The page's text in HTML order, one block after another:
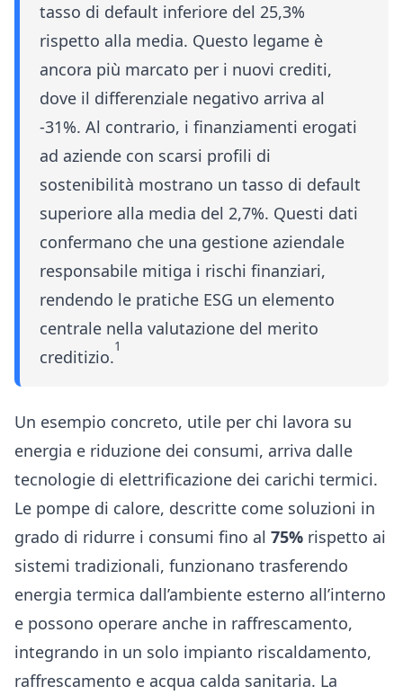
tasso di default inferiore del 25,3%
rispetto alla media. Questo legame è
ancora più marcato per i nuovi crediti,
dove il differenziale negativo arriva al
-31%. Al contrario, i finanziamenti erogati
ad aziende con scarsi profili di
sostenibilità mostrano un tasso di default
superiore alla media del 2,7%. Questi dati
confermano che una gestione aziendale
responsabile mitiga i rischi finanziari,
rendendo le pratiche ESG un elemento
centrale nella valutazione del merito
creditizio.1
Un esempio concreto, utile per chi lavora su
energia e riduzione dei consumi, arriva dalle
tecnologie di elettrificazione dei carichi termici.
Le pompe di calore, descritte come soluzioni in
grado di ridurre i consumi fino al 75% rispetto ai
sistemi tradizionali, funzionano trasferendo
energia termica dall’ambiente esterno all’interno
e possono operare anche in raffrescamento,
integrando in un solo impianto riscaldamento,
raffrescamento e acqua calda sanitaria. La